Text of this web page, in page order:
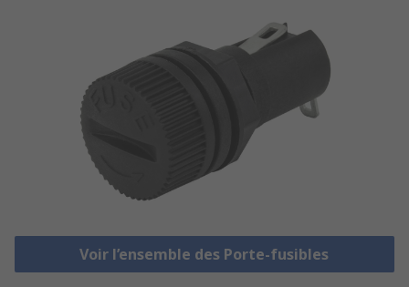
Voir l’ensemble des Porte-fusibles